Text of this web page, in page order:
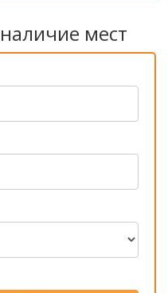
мест